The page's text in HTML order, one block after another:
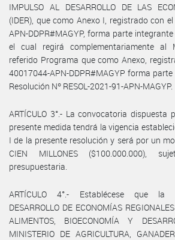
IMPULSO AL DESARROLLO DE LAS
(IDER), que como Anexo I, registrado con
APN-DDPR#MAGYP, forma parte
el cual regirá complementariamente al
referido Programa que como Anexo,
40017044-APN-DDPR#MAGYP forma
Resolución Nº RESOL-2021-91-APN-MAGYP.
ARTÍCULO 3°.- La convocatoria
presente medida tendrá la vigencia
I de la presente resolución y será por un
CIEN MILLONES ($100.000.000),
presupuestaria.
ARTÍCULO 4°.- Establécese que la
DESARROLLO DE ECONOMÍAS
ALIMENTOS, BIOECONOMÍA Y
MINISTERIO DE AGRICULTURA,